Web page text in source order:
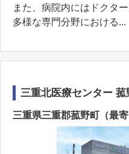
また、病院内にはドクタ
多様な専門分野における...
三重北医療センター 菰
三重県三重郡菰野町（最